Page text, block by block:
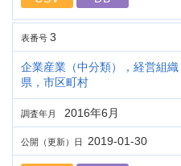
表番号 3
企業産業（中分類），経営組
県，市区町村
調査年月 2016年6月
公開（更新）日 2019-01-30